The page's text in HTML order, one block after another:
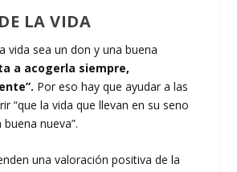
LA VIDA
vida sea un don y una buena
a acogerla siempre,
Por eso hay que ayudar a las
“que la vida que llevan en su seno
nueva”.
una valoración positiva de la